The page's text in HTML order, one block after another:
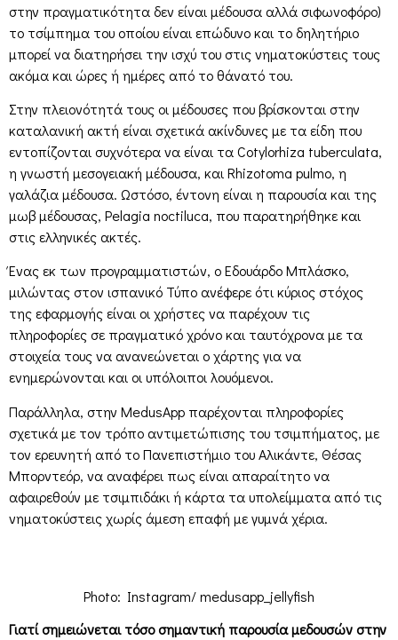
στην πραγματικότητα δεν είναι μέδουσα αλλά σιφωνοφόρο)
το τσίμπημα του οποίου είναι επώδυνο και το δηλητήριο
μπορεί να διατηρήσει την ισχύ του στις νηματοκύστεις τους
ακόμα και ώρες ή ημέρες από το θάνατό του.
Στην πλειονότητά τους οι μέδουσες που βρίσκονται στην
καταλανική ακτή είναι σχετικά ακίνδυνες με τα είδη που
εντοπίζονται συχνότερα να είναι τα Cotylorhiza tuberculata,
η γνωστή μεσογειακή μέδουσα, και Rhizotoma pulmo, η
γαλάζια μέδουσα. Ωστόσο, έντονη είναι η παρουσία και της
μωβ μέδουσας, Pelagia noctiluca, που παρατηρήθηκε και
στις ελληνικές ακτές.
Ένας εκ των προγραμματιστών, ο Εδουάρδο Μπλάσκο,
μιλώντας στον ισπανικό Τύπο ανέφερε ότι κύριος στόχος
της εφαρμογής είναι οι χρήστες να παρέχουν τις
πληροφορίες σε πραγματικό χρόνο και ταυτόχρονα με τα
στοιχεία τους να ανανεώνεται ο χάρτης για να
ενημερώνονται και οι υπόλοιποι λουόμενοι.
Παράλληλα, στην MedusApp παρέχονται πληροφορίες
σχετικά με τον τρόπο αντιμετώπισης του τσιμπήματος, με
τον ερευνητή από το Πανεπιστήμιο του Αλικάντε, Θέσας
Μπορντεόρ, να αναφέρει πως είναι απαραίτητο να
αφαιρεθούν με τσιμπιδάκι ή κάρτα τα υπολείμματα από τις
νηματοκύστεις χωρίς άμεση επαφή με γυμνά χέρια.
Photo: Instagram/ medusapp_jellyfish
Γιατί σημειώνεται τόσο σημαντική παρουσία μεδουσών στην